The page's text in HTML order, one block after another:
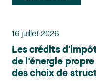
Belle-Isle est
principalement sur
du territoire. Elle
clientèle publique et
touchant
16 juillet 2026
Les crédits
de l'énergie
des choix de